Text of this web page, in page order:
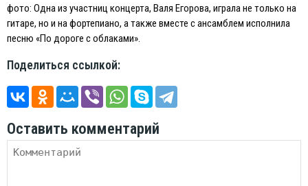
фото: Одна из участниц концерта, Валя Егорова, играла не только на
гитаре, но и на фортепиано, а также вместе с ансамблем исполнила
песню «По дороге с облаками».
Поделиться ссылкой:
Оставить комментарий